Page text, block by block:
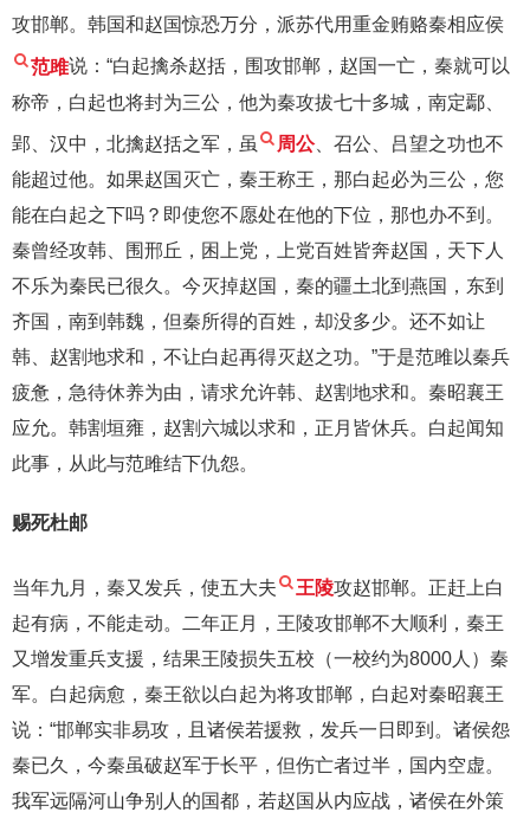
攻邯郸。韩国和赵国惊恐万分，派苏代用重金贿赂秦相应侯
范雎说：“白起擒杀赵括，围攻邯郸，赵国一亡，秦就可以
称帝，白起也将封为三公，他为秦攻拔七十多城，南定鄢、
郢、汉中，北擒赵括之军，虽 周公、召公、吕望之功也不
能超过他。如果赵国灭亡，秦王称王，那白起必为三公，您
能在白起之下吗？即使您不愿处在他的下位，那也办不到。
秦曾经攻韩、围邢丘，困上党，上党百姓皆奔赵国，天下人
不乐为秦民已很久。今灭掉赵国，秦的疆土北到燕国，东到
齐国，南到韩魏，但秦所得的百姓，却没多少。还不如让
韩、赵割地求和，不让白起再得灭赵之功。”于是范雎以秦兵
疲惫，急待休养为由，请求允许韩、赵割地求和。秦昭襄王
应允。韩割垣雍，赵割六城以求和，正月皆休兵。白起闻知
此事，从此与范雎结下仇怨。
赐死杜邮
当年九月，秦又发兵，使五大夫 王陵攻赵邯郸。正赶上白
起有病，不能走动。二年正月，王陵攻邯郸不大顺利，秦王
又增发重兵支援，结果王陵损失五校（一校约为8000人）秦
军。白起病愈，秦王欲以白起为将攻邯郸，白起对秦昭襄王
说：“邯郸实非易攻，且诸侯若援救，发兵一日即到。诸侯怨
秦已久，今秦虽破赵军于长平，但伤亡者过半，国内空虚。
我军远隔河山争别人的国都，若赵国从内应战，诸侯在外策